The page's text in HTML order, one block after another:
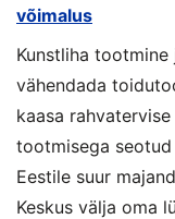
võimalus
Kunstliha
vähendada
kaasa
tootmisega
Eestile suur
Keskus välja oma